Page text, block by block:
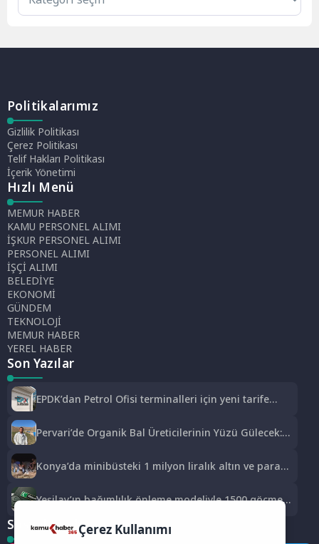
Politikalarımız
Gizlilik Politikası
Çerez Politikası
Telif Hakları Politikası
İçerik Yönetimi
Hızlı Menü
MEMUR HABER
KAMU PERSONEL ALIMI
İŞKUR PERSONEL ALIMI
PERSONEL ALIMI
İŞÇİ ALIMI
BELEDİYE
EKONOMİ
GÜNDEM
TEKNOLOJİ
MEMUR HABER
YEREL HABER
Son Yazılar
EPDK’dan Petrol Ofisi terminalleri için yeni tarife
Pervari’de Organik Bal Üreticilerinin Yüzü Gülecek:
Konya’da minibüsteki 1 milyon liralık altın ve parayı
Yeşilay’ın bağımlılık önleme modeliyle 1500 göçmen
Sosyal MedyaÇerez Kullanımı